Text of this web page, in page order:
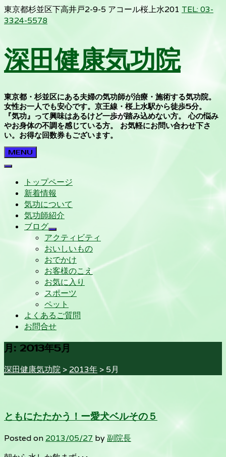
東京都杉並区下高井戸2-9-5 アコール桜上水201 TEL: 03-
3324-5578
深田健康気功院
東京都・杉並区にある夫婦の気功師が治療・施術する気功院。
女性お一人でも安心です。京王線・桜上水駅から徒歩5分。
『気功』って興味はあるけど一歩が踏み込めない方。 心の悩み
やお身体の不調を感じている方。 お気軽にお問い合わせ下さ
い。お得な回数券もございます。
MENU
トップページ
新着情報
気功について
気功師紹介
ブログ
アクティビティ
おいしいもの
おでかけ
お客様のこえ
お気に入り
スポーツ
ペット
よくあるご質問
お問合せ
月: 2013年5月
深田健康気功院 > 2013年 > 5月
ともにたたかう！ー愛犬ベルその５
Posted on 2013/05/27 by副院長